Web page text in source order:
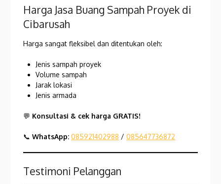
Harga Jasa Buang Sampah Proyek di
Cibarusah
Harga sangat fleksibel dan ditentukan oleh:
Jenis sampah proyek
Volume sampah
Jarak lokasi
Jenis armada
💬 Konsultasi & cek harga GRATIS!
📞WhatsApp: 085921402988 /085647736872
Testimoni Pelanggan